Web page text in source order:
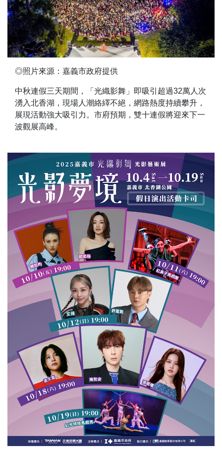
◎照片來源：嘉義市政府提供
中秋連假三天期間，「光織影舞」即吸引超過32萬人次
湧入北香湖，現場人潮絡繹不絕，網路熱度持續攀升，
展現活動強大吸引力。市府預期，雙十連假將迎來下一
波觀展高峰。